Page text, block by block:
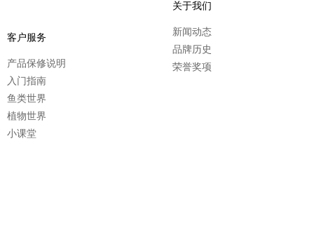
客户服务
产品保修说明
入门指南
鱼类世界
植物世界
小课堂
关于我们
新闻动态
品牌历史
荣誉奖项